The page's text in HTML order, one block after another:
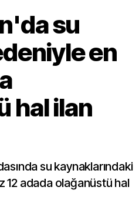
su
en
hal ilan
su kaynaklarındaki
12 adada olağanüstü hal